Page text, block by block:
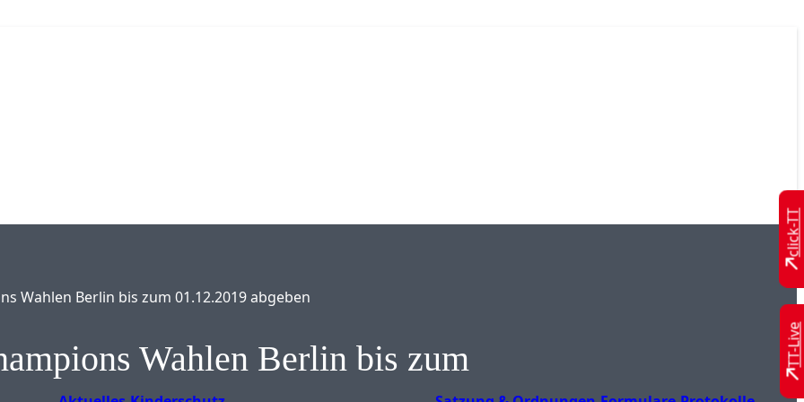
Wahlen Berlin bis zum 01.12.2019 abgeben
Wahlen Berlin bis zum
click-TT
TT-Live